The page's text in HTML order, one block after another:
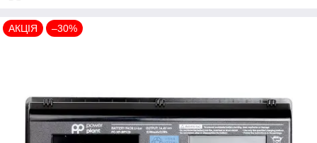
АКЦІЯ –30%